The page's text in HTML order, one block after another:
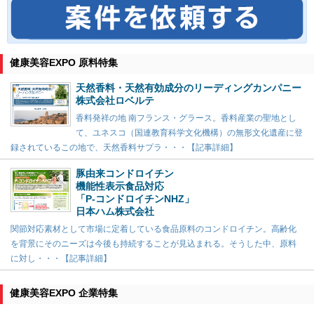
健康美容EXPO 原料特集
天然香料・天然有効成分のリーディングカンパニー
株式会社ロベルテ
香料発祥の地 南フランス・グラース。香料産業の聖地とし
て、ユネスコ（国連教育科学文化機構）の無形文化遺産に登
録されているこの地で、天然香料サプラ・・・【記事詳細】
豚由来コンドロイチン
機能性表示食品対応
「P-コンドロイチンNHZ」
日本ハム株式会社
関節対応素材として市場に定着している食品原料のコンドロイチン。高齢化
を背景にそのニーズは今後も持続することが見込まれる。そうした中、原料
に対し・・・【記事詳細】
健康美容EXPO 企業特集